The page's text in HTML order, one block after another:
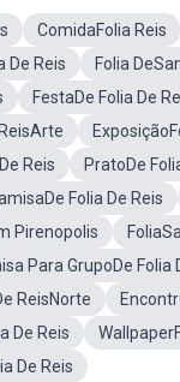
ComidaFolia Reis
De Reis Folia
FestaDe Folia De
Reis PratoDe
Folia De Reis
Pirenopolis
Para GrupoDe Folia
ReisNorte
De Reis
De Reis